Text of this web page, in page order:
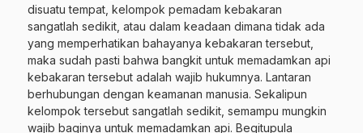
disuatu tempat, kelompok pemadam kebakaran
sangatlah sedikit, atau dalam keadaan dimana tidak ada
yang memperhatikan bahayanya kebakaran tersebut,
maka sudah pasti bahwa bangkit untuk memadamkan api
kebakaran tersebut adalah wajib hukumnya. Lantaran
berhubungan dengan keamanan manusia. Sekalipun
kelompok tersebut sangatlah sedikit, semampu mungkin
wajib baginya untuk memadamkan api. Begitupula